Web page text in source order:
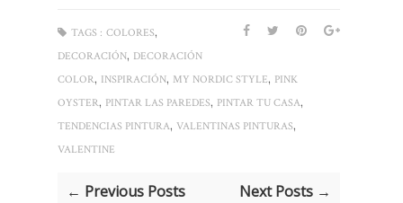
TAGS : COLORES,
DECORACIÓN, DECORACIÓN
COLOR, INSPIRACIÓN, MY NORDIC STYLE, PINK
OYSTER, PINTAR LAS PAREDES, PINTAR TU CASA,
TENDENCIAS PINTURA, VALENTINAS PINTURAS,
VALENTINE
← Previous Posts Next Posts →